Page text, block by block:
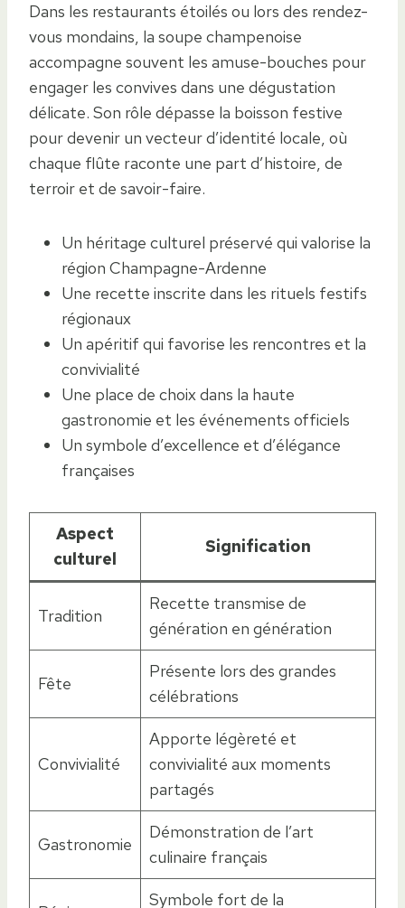
Dans les restaurants étoilés ou lors des rendez-
vous mondains, la soupe champenoise
accompagne souvent les amuse-bouches pour
engager les convives dans une dégustation
délicate. Son rôle dépasse la boisson festive
pour devenir un vecteur d’identité locale, où
chaque flûte raconte une part d’histoire, de
terroir et de savoir-faire.
Un héritage culturel préservé qui valorise la
région Champagne-Ardenne
Une recette inscrite dans les rituels festifs
régionaux
Un apéritif qui favorise les rencontres et la
convivialité
Une place de choix dans la haute
gastronomie et les événements officiels
Un symbole d’excellence et d’élégance
françaises
Aspect
culturel
Signification
Tradition
Recette transmise de
génération en génération
Fête
Présente lors des grandes
célébrations
Convivialité
Apporte légèreté et
convivialité aux moments
partagés
Gastronomie
Démonstration de l’art
culinaire français
Symbole fort de la